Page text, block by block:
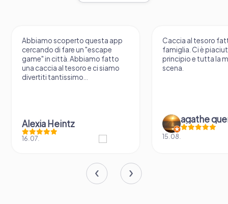
Abbiamo scoperto questa app
cercando di fare un "escape
game" in città. Abbiamo fatto
una caccia al tesoro e ci siamo
divertiti tantissimo...
Alexia Heintz
16.07.
Caccia al tesoro
famiglia. Ci è
principio e tutta la
scena.
agathe
15.08.